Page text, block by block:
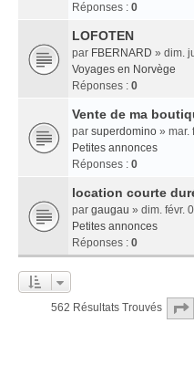
Réponses : 0
LOFOTEN
par FBERNARD » dim.
Voyages en Norvège
Réponses : 0
Vente de ma
par superdomino » mar.
Petites annonces
Réponses : 0
location courte
par gaugau » dim. févr.
Petites annonces
Réponses : 0
562 Résultats Trouvés